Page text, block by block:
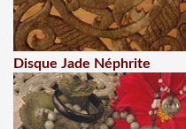
Disque Jade Néphrite